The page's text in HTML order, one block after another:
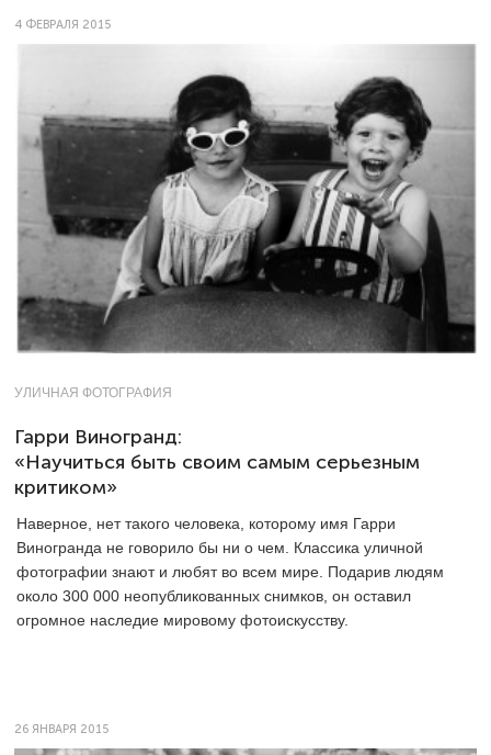
4 ФЕВРАЛЯ 2015
УЛИЧНАЯ ФОТОГРАФИЯ
Гарри Виногранд:
«Научиться быть своим самым серьезным
критиком»
Наверное, нет такого человека, которому имя Гарри
Виногранда не говорило бы ни о чем. Классика уличной
фотографии знают и любят во всем мире. Подарив людям
около 300 000 неопубликованных снимков, он оставил
огромное наследие мировому фотоискусству.
26 ЯНВАРЯ 2015